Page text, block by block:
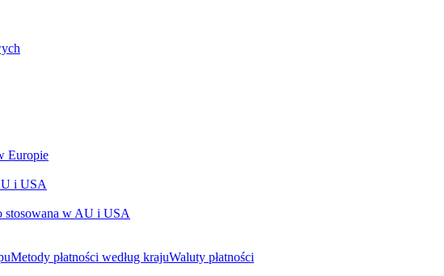
Europie
i USA
stosowana w AU i USA
Metody płatności według krajuWaluty płatności